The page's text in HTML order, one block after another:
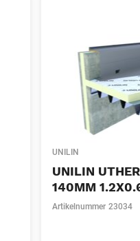
UNILIN
UNILIN
140MM
Artikelnummer 23034